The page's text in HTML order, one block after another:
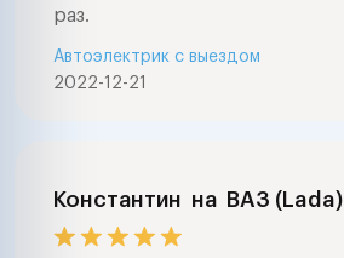
раз.
2022-12-21
Автоэлектрик с выездом
Константин на ВАЗ (Lada)